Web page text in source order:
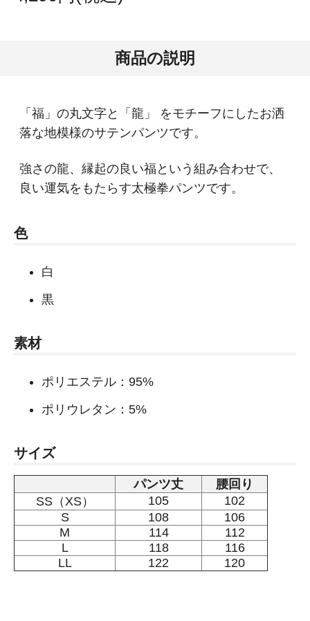
商品の説明
「福」の丸文字と「龍」 をモチーフにしたお洒
落な地模様のサテンパンツです。
強さの龍、縁起の良い福という組み合わせで、
良い運気をもたらす太極拳パンツです。
色
白
黒
素材
ポリエステル：95%
ポリウレタン：5%
サイズ
パンツ丈
腰回り
SS（XS）
105
102
S
108
106
M
114
112
L
118
116
LL
122 120